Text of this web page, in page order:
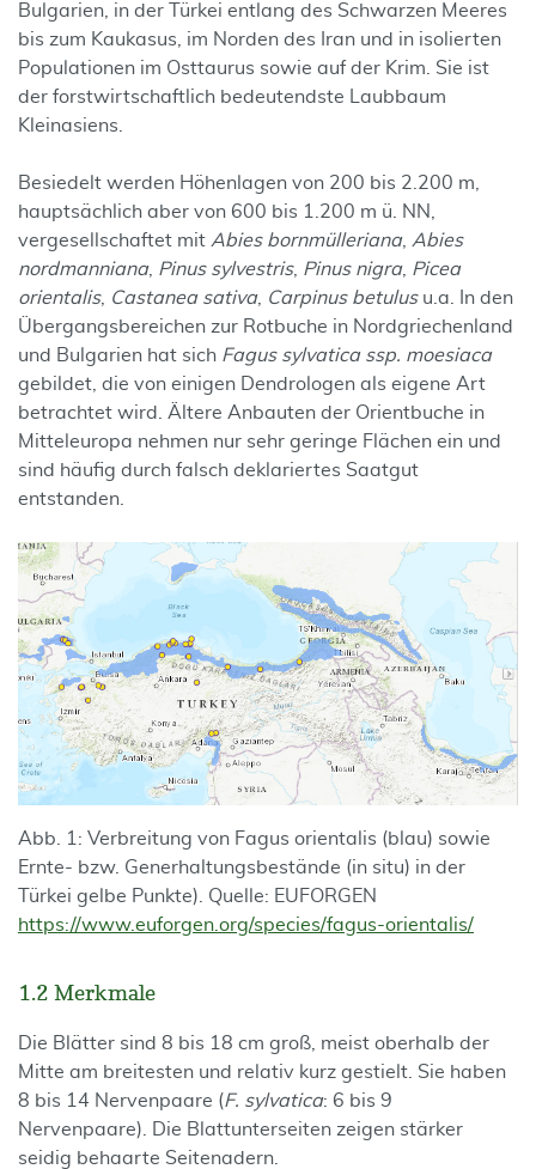
Bulgarien, in der Türkei entlang des Schwarzen Meeres
bis zum Kaukasus, im Norden des Iran und in isolierten
Populationen im Osttaurus sowie auf der Krim. Sie ist
der forstwirtschaftlich bedeutendste Laubbaum
Kleinasiens.
Besiedelt werden Höhenlagen von 200 bis 2.200 m,
hauptsächlich aber von 600 bis 1.200 m ü. NN,
vergesellschaftet mit Abies bornmülleriana, Abies
nordmanniana, Pinus sylvestris, Pinus nigra, Picea
orientalis, Castanea sativa, Carpinus betulusu.a. In den
Übergangsbereichen zur Rotbuche in Nordgriechenland
und Bulgarien hat sich Fagus sylvatica ssp. moesiaca
gebildet, die von einigen Dendrologen als eigene Art
betrachtet wird. Ältere Anbauten der Orientbuche in
Mitteleuropa nehmen nur sehr geringe Flächen ein und
sind häufig durch falsch deklariertes Saatgut
entstanden.
Abb. 1: Verbreitung von Fagus orientalis (blau) sowie
Ernte- bzw. Generhaltungsbestände (in situ) in der
Türkei gelbe Punkte). Quelle: EUFORGEN
https://www.euforgen.org/species/fagus-orientalis/
1.2 Merkmale
Die Blätter sind 8 bis 18 cm groß, meist oberhalb der
Mitte am breitesten und relativ kurz gestielt. Sie haben
8 bis 14 Nervenpaare (F. sylvatica: 6 bis 9
Nervenpaare). Die Blattunterseiten zeigen stärker
seidig behaarte Seitenadern.